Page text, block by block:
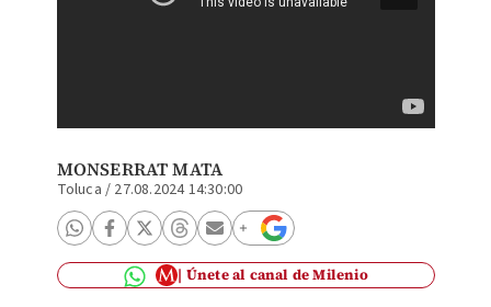
MONSERRAT MATA
Toluca / 27.08.2024 14:30:00
Únete al canal de Milenio